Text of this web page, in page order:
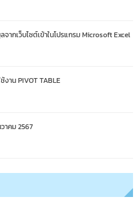
จากเว็บไซต์เข้าในโปรแกรม Microsoft Excel
งาน PIVOT TABLE
าคม 2567